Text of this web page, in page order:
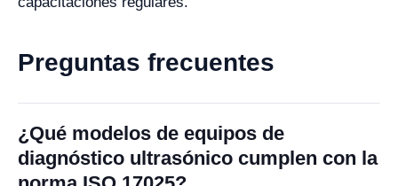
Preguntas frecuentes
¿Qué modelos de equipos de
diagnóstico ultrasónico cumplen con la